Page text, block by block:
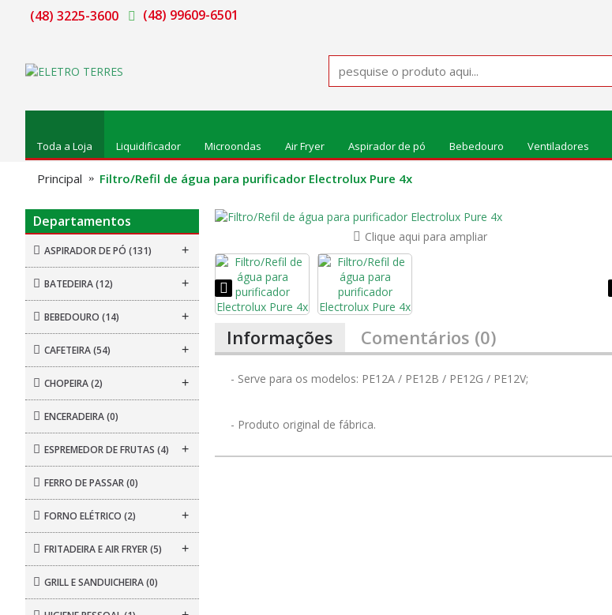
(48) 3225-3600 (48) 99609-6501
Toda a Loja Liquidificador Microondas Air Fryer Aspirador de pó Bebedouro Ventiladores
Principal Filtro/Refil de água para purificador Electrolux Pure 4x
Departamentos
ASPIRADOR DE PÓ (131) +
BATEDEIRA(12) +
BEBEDOURO (14) +
CAFETEIRA(54) +
CHOPEIRA(2) +
ENCERADEIRA(0)
ESPREMEDOR DE FRUTAS (4) +
FERRO DE PASSAR(0)
FORNO ELÉTRICO (2) +
FRITADEIRA E AIR FRYER(5) +
GRILL E SANDUICHEIRA(0)
Clique aqui para ampliar
Informações Comentários (0)
- Serve para os modelos: PE12A / PE12B / PE12G / PE12V;
- Produto original de fábrica.